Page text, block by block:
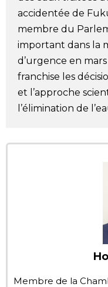
En plus
Données
Séries
accidentée de
membre du
important dans la
d’urgence en
franchise les
et l’approche
l’élimination de
Membre de la